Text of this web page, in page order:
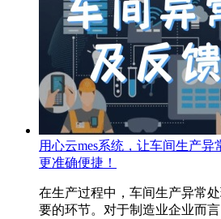
用心云mes系统，让车间生产
更准确便捷！
在生产过程中，车间生产异常
要的环节。对于制造业企业而